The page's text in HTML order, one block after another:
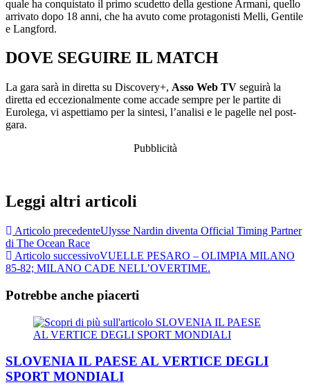
quale ha conquistato il primo scudetto della gestione Armani, quello
arrivato dopo 18 anni, che ha avuto come protagonisti Melli, Gentile
e Langford.
DOVE SEGUIRE IL MATCH
La gara sarà in diretta su Discovery+, Asso Web TV seguirà la
diretta ed eccezionalmente come accade sempre per le partite di
Eurolega, vi aspettiamo per la sintesi, l’analisi e le pagelle nel post-
gara.
Pubblicità
Leggi altri articoli
Articolo precedenteUlysse Nardin diventa Official Timing Partner
di The Ocean Race
Articolo successivoVUELLE PESARO – OLIMPIA MILANO
85-82; MILANO CADE NELL’OVERTIME.
Potrebbe anche piacerti
SLOVENIA IL PAESE AL VERTICE DEGLI
SPORT MONDIALI